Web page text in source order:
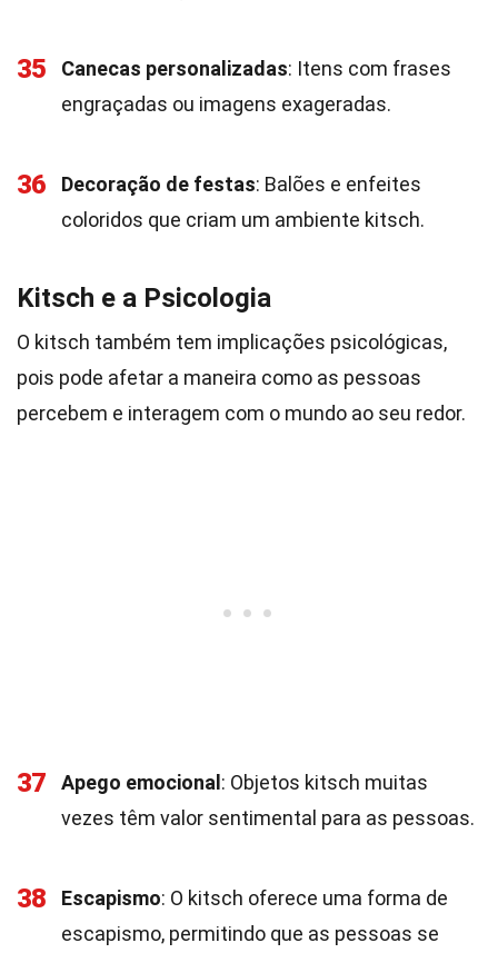
35 Canecas personalizadas: Itens com frases
engraçadas ou imagens exageradas.
36 Decoração de festas: Balões e enfeites
coloridos que criam um ambiente kitsch.
Kitsch e a Psicologia
O kitsch também tem implicações psicológicas,
pois pode afetar a maneira como as pessoas
percebem e interagem com o mundo ao seu redor.
37 Apego emocional : Objetos kitsch muitas
vezes têm valor sentimental para as pessoas.
38 Escapismo: O kitsch oferece uma forma de
escapismo, permitindo que as pessoas se